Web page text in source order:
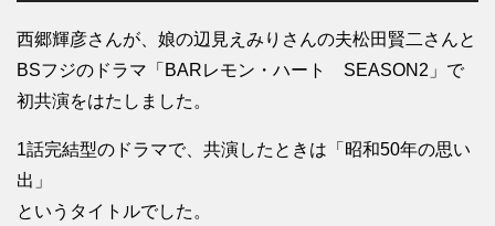
西郷輝彦さんが、娘の辺見えみりさんの夫松田賢二さんと
BSフジのドラマ「BARレモン・ハート SEASON2」で
初共演をはたしました。
1話完結型のドラマで、共演したときは「昭和50年の思い
出」
というタイトルでした。